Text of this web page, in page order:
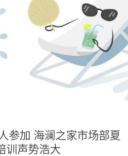
参加 海澜之家市场部夏
训声势浩大